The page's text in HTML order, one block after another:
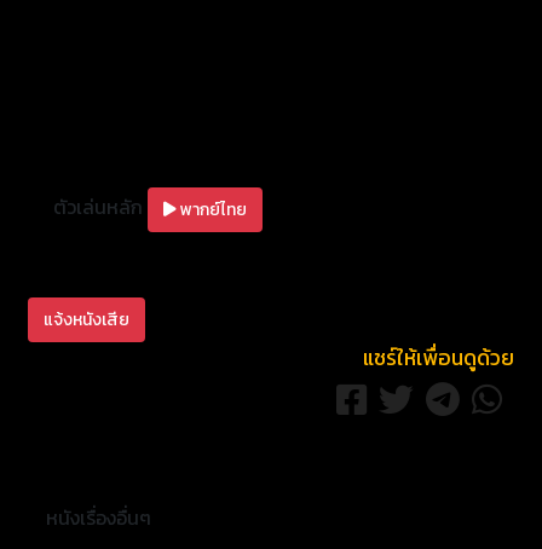
ตัวเล่นหลัก พากย์ไทย
แจ้งหนังเสีย
แชร์ให้เพื่อนดูด้วย
หนังเรื่องอื่นๆ